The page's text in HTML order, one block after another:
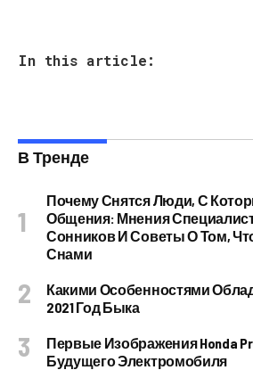
In this article:
В Тренде
Почему Снятся Люди, С
Общения: Мнения
Сонников И Советы О Том,
Снами
Какими Особенностями
2021 Год Быка
Первые Изображения Honda
Будущего Электромобиля